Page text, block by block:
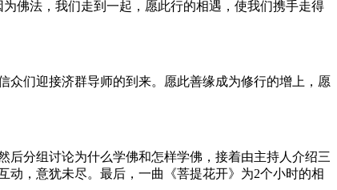
佛法，我们走到一起，愿此行的相遇，使我们携手走得
们迎接济群导师的到来。愿此善缘成为修行的增上，愿
分组讨论为什么学佛和怎样学佛，接着由主持人介绍三
，意犹未尽。最后，一曲《菩提花开》为2个小时的相